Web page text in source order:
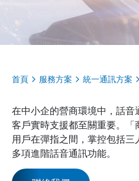
首頁 服務方案 統一通訊方案
在中小企的營商環境中，話
客戶實時支援都至關重要。
用戶在彈指之間，掌控包括三
多項進階話音通訊功能。